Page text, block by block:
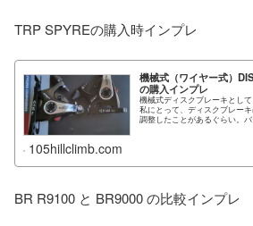
TRP SPYREの購入時インプレ
機械式（ワイヤー式）
の購入インプレ
機械式ディスクブレーキとし
私にとって、ディスクブレー
調整したことがあるぐらい。
105hillclimb.com
BR R9100 と BR9000 の比較インプレ